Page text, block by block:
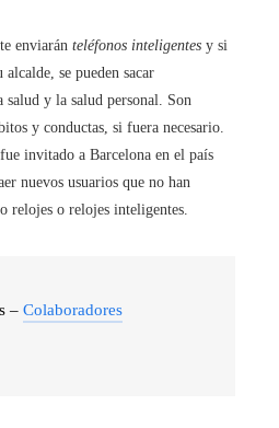
enviarán teléfonos inteligentes y si
se pueden sacar
salud y la salud personal. Son
y conductas, si fuera necesario.
invitado a Barcelona en el país
nuevos usuarios que no han
relojes o relojes inteligentes.
– Colaboradores